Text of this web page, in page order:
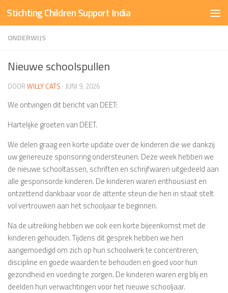
Doorgaan naar inhoud
Stichting Children Support India
ONDERWIJS
Nieuwe schoolspullen
DOOR WILLY CATS · JUNI 9, 2026
We ontvingen dit bericht van DEET:
Hartelijke groeten van DEET.
We delen graag een korte update over de kinderen die we dankzij
uw genereuze sponsoring ondersteunen. Deze week hebben we
de nieuwe schooltassen, schriften en schrijfwaren uitgedeeld aan
alle gesponsorde kinderen. De kinderen waren enthousiast en
ontzettend dankbaar voor de attente steun die hen in staat stelt
vol vertrouwen aan het schooljaar te beginnen.
Na de uitreiking hebben we ook een korte bijeenkomst met de
kinderen gehouden. Tijdens dit gesprek hebben we hen
aangemoedigd om zich op hun schoolwerk te concentreren,
discipline en goede waarden te behouden en goed voor hun
gezondheid en voeding te zorgen. De kinderen waren erg blij en
deelden hun verwachtingen voor het nieuwe schooljaar.